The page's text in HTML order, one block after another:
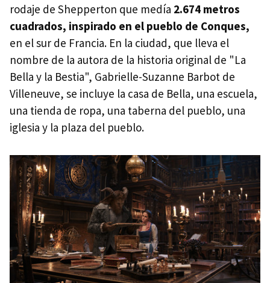
rodaje de Shepperton que medía 2.674 metros
cuadrados, inspirado en el pueblo de Conques,
en el sur de Francia. En la ciudad, que lleva el
nombre de la autora de la historia original de "La
Bella y la Bestia", Gabrielle-Suzanne Barbot de
Villeneuve, se incluye la casa de Bella, una escuela,
una tienda de ropa, una taberna del pueblo, una
iglesia y la plaza del pueblo.